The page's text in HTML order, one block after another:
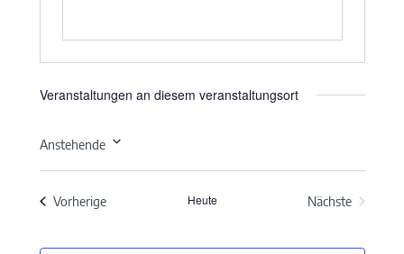
Veranstaltungen an diesem veranstaltungsort
Anstehende
VorherigeVeranstaltungenHeute
Nächste